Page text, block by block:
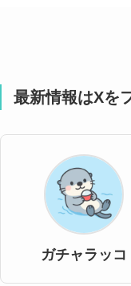
最新情報はXを
ガチャラッコ